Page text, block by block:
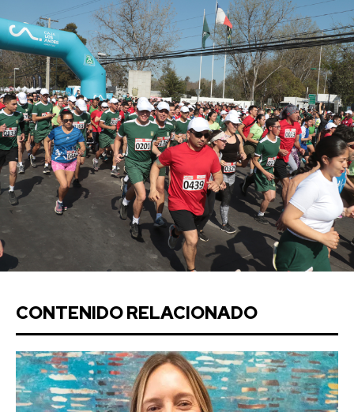
CONTENIDO RELACIONADO